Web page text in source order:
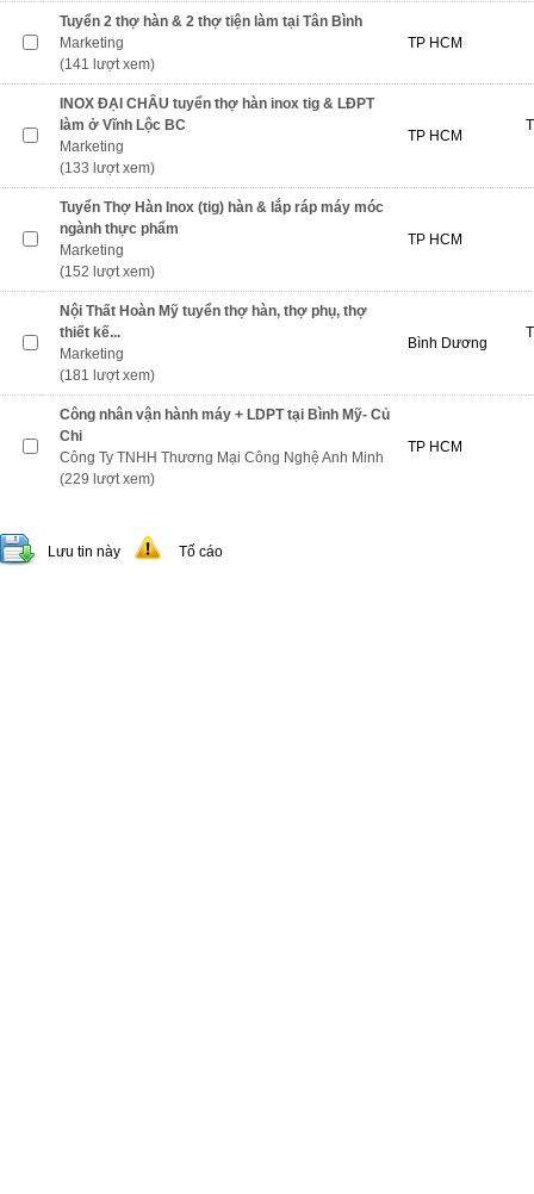
Tuyển 2 thợ hàn & 2 thợ tiện làm tại Tân Bình
Marketing
(141 lượt xem)
TP HCM
INOX ĐẠI CHÂU tuyển thợ hàn inox tig & LĐPT
làm ở Vĩnh Lộc BC
Marketing
(133 lượt xem)
TP HCM
Tuyển Thợ Hàn Inox (tig) hàn & lắp ráp máy móc
ngành thực phẩm
Marketing
(152 lượt xem)
TP HCM
Nội Thất Hoàn Mỹ tuyển thợ hàn, thợ phụ, thợ
thiết kế...
Marketing
(181 lượt xem)
Bình Dương
Công nhân vận hành máy + LDPT tại Bình Mỹ- Củ
Chi
Công Ty TNHH Thương Mại Công Nghệ Anh Minh
(229 lượt xem)
TP HCM
Lưu tin này Tố cáo